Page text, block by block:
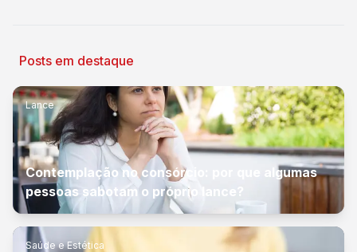
Posts em destaque
Lance
Contemplação no consórcio: por que algumas
pessoas sabotam o próprio lance?
Saúde e Estética